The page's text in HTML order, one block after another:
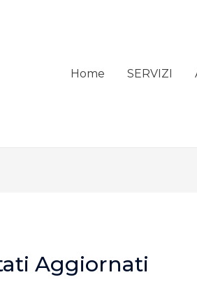
Home SERVIZI
Aggiornati